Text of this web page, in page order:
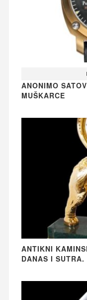
ANONIMO
MUŠKARCE
ANTIKNI
DANAS I SUTRA.